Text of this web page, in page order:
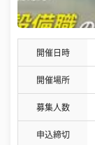
開催日時
開催場所
募集人数
申込締切